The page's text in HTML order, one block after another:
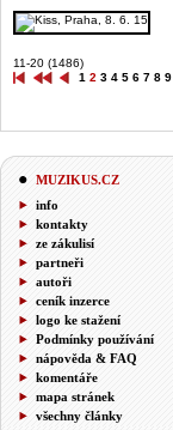
11-20 (1486)
1 2 3 4 5 6 7 8 9
MUZIKUS.CZ
info
kontakty
ze zákulisí
partneři
autoři
ceník inzerce
logo ke stažení
Podmínky používání
nápověda & FAQ
komentáře
mapa stránek
všechny články